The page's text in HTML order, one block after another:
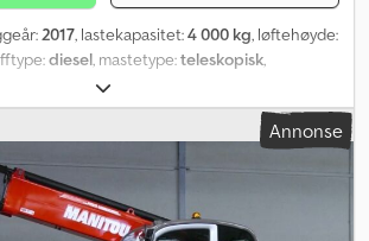
2017, lastekapasitet:4 000 kg, løftehøyde:
diesel, mastetype:teleskopisk,
55 kW (74,78 hk)
400/80-24, bakdekkstørrelse:
Annonse